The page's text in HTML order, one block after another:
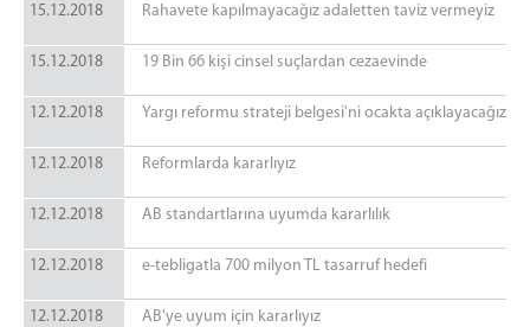
15.12.2018 Rahavete kapılmayacağız adaletten taviz vermeyiz
15.12.2018 19 Bin 66 kişi cinsel suçlardan cezaevinde
12.12.2018 Yargı reformu strateji belgesi'ni ocakta açıklayacağız
12.12.2018 Reformlarda kararlıyız
12.12.2018 AB standartlarına uyumda kararlılık
12.12.2018 e-tebligatla 700 milyon TL tasarruf hedefi
12.12.2018 AB'ye uyum için kararlıyız